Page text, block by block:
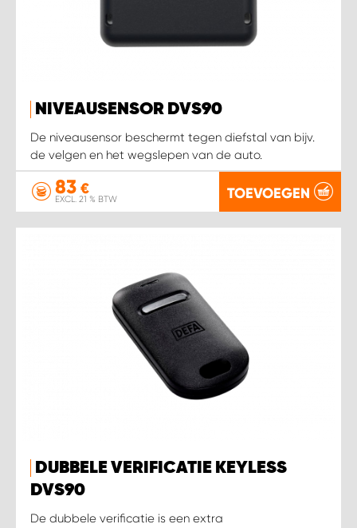
NIVEAUSENSOR DVS90
De niveausensor beschermt tegen diefstal van bijv.
de velgen en het wegslepen van de auto.
83 €
EXCL. 21 % BTW TOEVOEGEN
DUBBELE VERIFICATIE KEYLESS
DVS90
De dubbele verificatie is een extra
WORK SYSTEM REEUWIJK
WORK SYSTEM SIMPELVELD
WORK SYSTEM UITHOORN
WORK SYSTEM WILLEMSTAD
WORK SYSTEM ZWARTEBROEK